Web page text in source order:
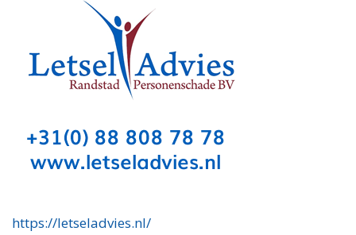
https://letseladvies.nl/